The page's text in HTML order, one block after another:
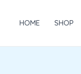
要
HOME SHOP